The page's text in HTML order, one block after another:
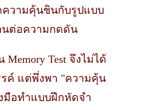
ความคุ้นชินกับรูปแบบ
ต่อความกดดัน
Memory Test จึงไม่ได้
ค์ แต่พึ่งพา "ความคุ้น
มือทำแบบฝึกหัดจำ